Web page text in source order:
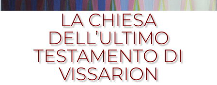
LA CHIESA
DELL’ULTIMO
TESTAMENTO DI
VISSARION